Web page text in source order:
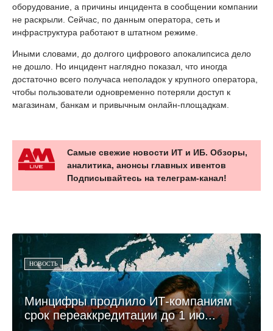
оборудование, а причины инцидента в сообщении компании
не раскрыли. Сейчас, по данным оператора, сеть и
инфраструктура работают в штатном режиме.
Иными словами, до долгого цифрового апокалипсиса дело
не дошло. Но инцидент наглядно показал, что иногда
достаточно всего получаса неполадок у крупного оператора,
чтобы пользователи одновременно потеряли доступ к
магазинам, банкам и привычным онлайн-площадкам.
Самые свежие новости ИТ и ИБ. Обзоры,
аналитика, анонсы главных ивентов
Подписывайтесь на телеграм-канал!
НОВОСТЬ
Минцифры продлило ИТ-компаниям
срок переаккредитации до 1 ию...